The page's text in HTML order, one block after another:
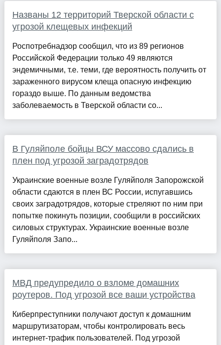
Названы 12 территорий Тверской области с
угрозой клещевых инфекций
Роспотребнадзор сообщил, что из 89 регионов
Российской Федерации только 49 являются
эндемичными, т.е. теми, где вероятность получить от
зараженного вирусом клеща опасную инфекцию
гораздо выше. По данным ведомства
заболеваемость в Тверской области со...
В Гуляйполе бойцы ВСУ массово сдались в
плен под угрозой заградотрядов
Украинские военные возле Гуляйполя Запорожской
области сдаются в плен ВС России, испугавшись
своих заградотрядов, которые стреляют по ним при
попытке покинуть позиции, сообщили в российских
силовых структурах. Украинские военные возле
Гуляйполя Запо...
МВД предупредило о взломе домашних
роутеров. Под угрозой все ваши устройства
Киберпреступники получают доступ к домашним
маршрутизаторам, чтобы контролировать весь
интернет-трафик пользователей. Под угрозой